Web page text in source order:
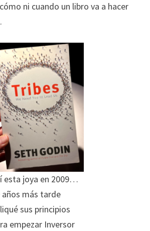
ni cuando un libro va a hacer
esta joya en 2009…
años más tarde
sus principios
empezar Inversor